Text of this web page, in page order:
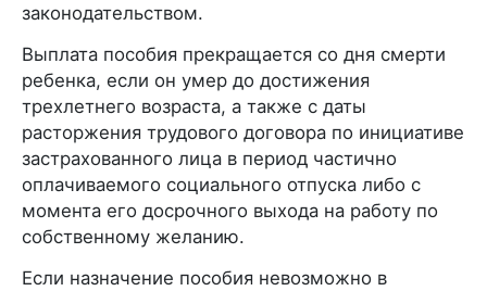
законодательством.
Выплата пособия прекращается со дня смерти
ребенка, если он умер до достижения
трехлетнего возраста, а также с даты
расторжения трудового договора по инициативе
застрахованного лица в период частично
оплачиваемого социального отпуска либо с
момента его досрочного выхода на работу по
собственному желанию.
Если назначение пособия невозможно в